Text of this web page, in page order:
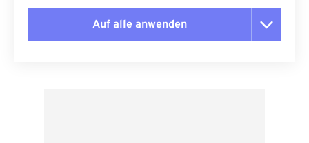
Auf alle anwenden